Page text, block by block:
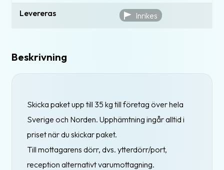
Levereras Inrikes
Beskrivning
Skicka paket upp till 35 kg till företag över hela
Sverige och Norden. Upphämtning ingår alltid i
priset när du skickar paket.
Till mottagarens dörr, dvs. ytterdörr/port,
reception alternativt varumottagning.